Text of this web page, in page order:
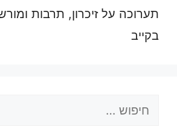
תערוכה על זיכרון, תרבות
בקייב